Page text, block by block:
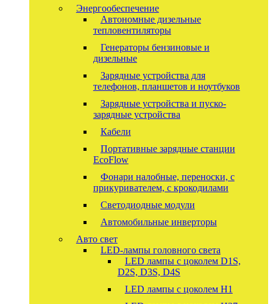
Энергообеспечение
Автономные дизельные
тепловентиляторы
Генераторы бензиновые и
дизельные
Зарядные устройства для
телефонов, планшетов и ноутбуков
Зарядные устройства и пуско-
зарядные устройства
Кабели
Портативные зарядные станции
EcoFlow
Фонари налобные, переноски, с
прикуривателем, с крокодилами
Светодиодные модули
Автомобильные инверторы
Авто свет
LED-лампы головного света
LED лампы с цоколем D1S,
D2S, D3S, D4S
LED лампы с цоколем H1